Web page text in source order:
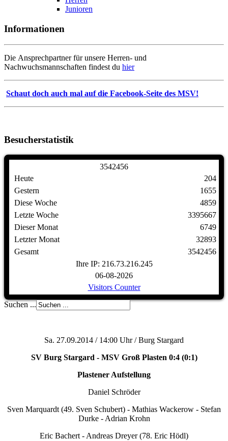
Junioren
Informationen
Die Ansprechpartner für unsere Herren- und
Nachwuchsmannschaften findest du hier
Schaut doch auch mal auf die Facebook-Seite des MSV!
Besucherstatistik
3542456
Heute
Gestern
Diese Woche
Letzte Woche
Dieser Monat
Letzter Monat
Gesamt
204
1655
4859
3395667
6749
32893
3542456
Ihre IP: 216.73.216.245
06-08-2026
Visitors Counter
Suchen ...
Sa. 27.09.2014 / 14:00 Uhr / Burg Stargard
SV Burg Stargard - MSV Groß Plasten 0:4 (0:1)
Plastener Aufstellung
Daniel Schröder
Sven Marquardt (49. Sven Schubert) - Mathias Wackerow - Stefan
Durke - Adrian Krohn
Eric Bachert - Andreas Dreyer (78. Eric Hödl)